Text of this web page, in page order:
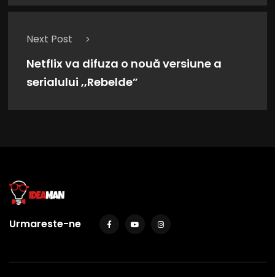
Next Post
Netflix va difuza o nouă versiune a
serialului ,,Rebelde”
Urmareste-ne